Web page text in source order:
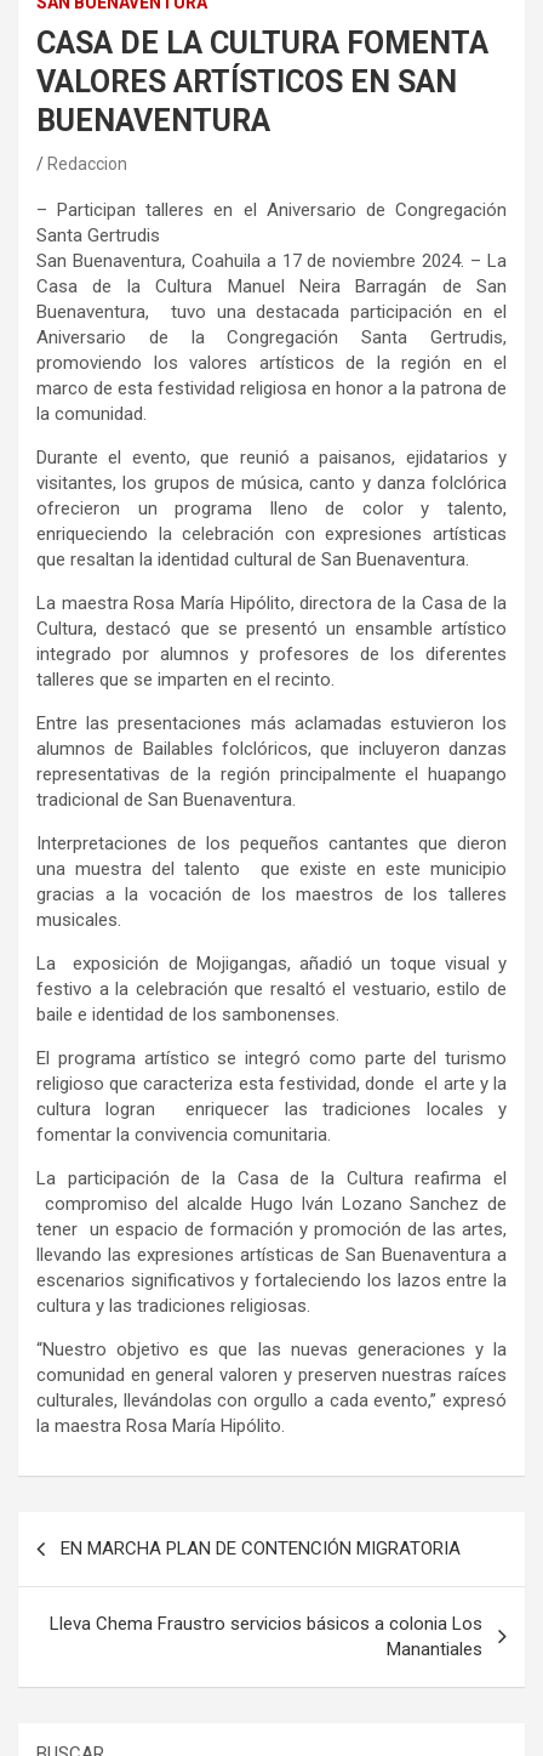
CASA DE LA CULTURA FOMENTA
VALORES ARTÍSTICOS EN SAN
BUENAVENTURA
Redaccion
–
Participan talleres en el Aniversario de Congregación
Santa Gertrudis
San Buenaventura, Coahuila a 1 7de noviembre2024. – La
Casa de la Cultura Manuel
NeiraBarragán de San
Buenaventura, tuvo una destacada participación en el
Aniversario de la Congregación Santa Gertrudis,
promoviendo los valores artísticos de la región en el
marco de esta festividad religiosa en honor a la patrona de
la comunidad.
Durante el evento, que reunió a paisanos, ejidatarios y
visitantes, los grupos de música, canto y danza folclórica
ofrecieron un programa lleno de color y talento,
enriqueciendo la celebración con expresiones artísticas
que resaltan la identidad cultural de San Buenaventura.
La maestra Rosa María Hipólito, directora de la Casa de la
Cultura, destacó que se presentó un ensamble artístico
integrado por alumnos y profesores de los diferentes
talleres que se imparten en el recinto.
Entre las presentaciones más aclamadas estuvieron los
alumnos de Bailables folclóricos, que incluyeron danzas
representativas de la región principalmente el
huapango
tradicional de San Buenaventura.
Interpretaciones de los pequeños cantantes que dieron
una muestra del talento que existe en este municipio
gracias a la vocación de los maestros de los talleres
musicales.
La exposición de Mojigangas, añadió un toque visual y
festivo a la celebración que resaltó el vestuario, estilo de
baile e identidad de los sambonenses.
El programa artístico se integró como parte del turismo
religioso que caracteriza esta festividad, donde el arte y la
cultura logran enriquecer las tradiciones locales y
fomentar la convivencia comunitaria.
La participación de la Casa de la Cultura reafirma el
compromiso del alcalde Hugo Iván Lozano Sanchez de
tener un espacio de formación y promoción de las artes,
llevando las expresiones artísticas de San Buenaventura a
escenarios significativos y fortaleciendo los lazos entre la
cultura y las tradiciones religiosas.
“Nuestro objetivo es que las nuevas generaciones y la
comunidad en general valoren y preserven nuestras raíces
culturales, llevándolas con orgullo a cada evento,” expresó
la maestra Rosa María Hipólito.
entradas
EN MARCHA PLAN DE CONTENCIÓN MIGRATORIA
Lleva Chema Fraustro servicios básicos a colonia Los
Manantiales